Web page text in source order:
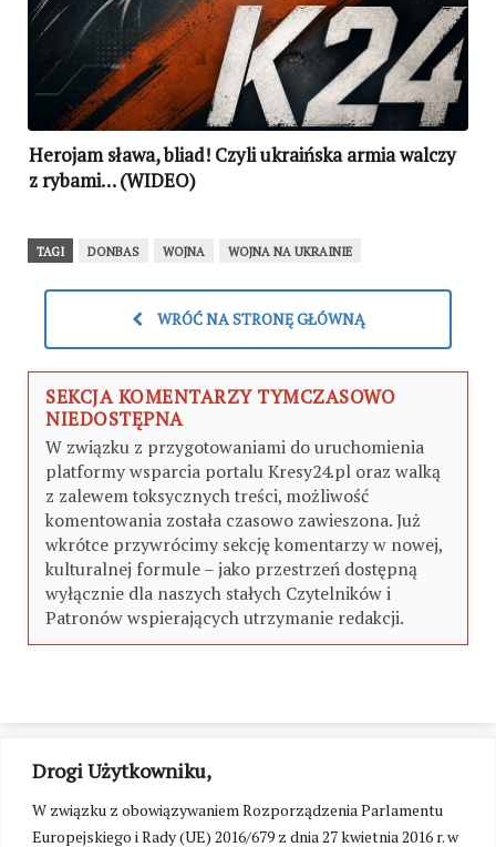
Drogi Użytkowniku,
W związku z obowiązywaniem Rozporządzenia Parlamentu
Europejskiego i Rady (UE) 2016/679 z dnia 27 kwietnia 2016 r. w
Herojam sława, bliad! Czyli ukraińska armia walczy
z rybami… (WIDEO)
TAGI DONBAS WOJNA WOJNA NA UKRAINIE
WRÓĆ NA STRONĘ GŁÓWNĄ
SEKCJA KOMENTARZY TYMCZASOWO
NIEDOSTĘPNA
W związku z przygotowaniami do uruchomienia
platformy wsparcia portalu Kresy24.pl oraz walką
z zalewem toksycznych treści, możliwość
komentowania została czasowo zawieszona. Już
wkrótce przywrócimy sekcję komentarzy w nowej,
kulturalnej formule – jako przestrzeń dostępną
wyłącznie dla naszych stałych Czytelników i
Patronów wspierających utrzymanie redakcji.